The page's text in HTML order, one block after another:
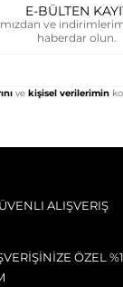
E-BÜLTEN
ve
haberdar olun.
vekişisel verilerimin
ALIŞVERIŞ
ÖZEL